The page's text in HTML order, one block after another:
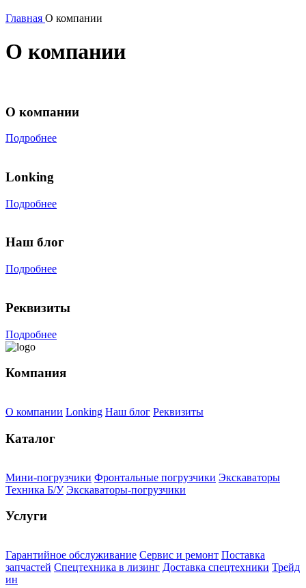
Главная О компании
О компании
О компании
Подробнее
Lonking
Подробнее
Наш блог
Подробнее
Реквизиты
Подробнее
Компания
О компании Lonking Наш блог Реквизиты
Каталог
Мини-погрузчики Фронтальные погрузчики Экскаваторы
Техника Б/У Экскаваторы-погрузчики
Услуги
Гарантийное обслуживание Сервис и ремонт Поставка
запчастей Спецтехника в лизинг Доставка спецтехники Трейд
ин